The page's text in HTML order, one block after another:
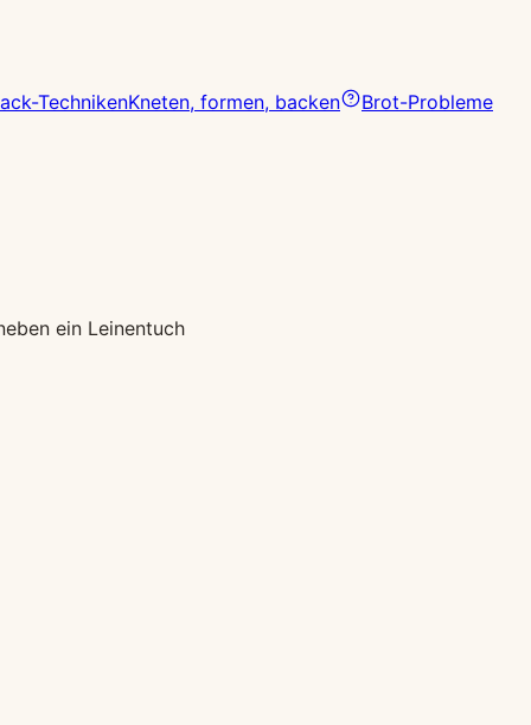
TechnikenKneten, formen, backen Brot-Probleme